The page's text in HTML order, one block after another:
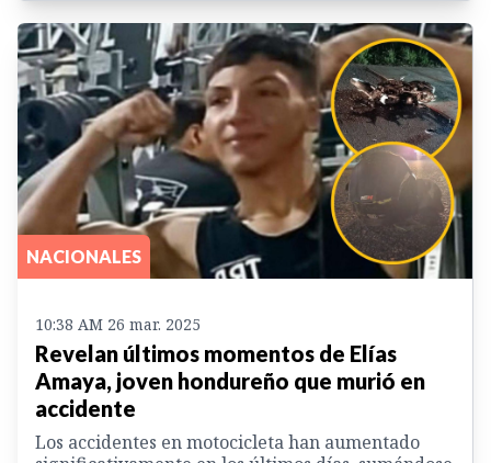
NACIONALES
10:38 AM 26 mar. 2025
Revelan últimos momentos de Elías
Amaya, joven hondureño que murió en
accidente
Los accidentes en motocicleta han aumentado